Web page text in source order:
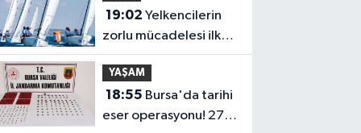
19:02 Yelkencilerin
zorlu mücadelesi ilk
günde nefes kesti
YAŞAM
18:55
eser operasyonu! 273